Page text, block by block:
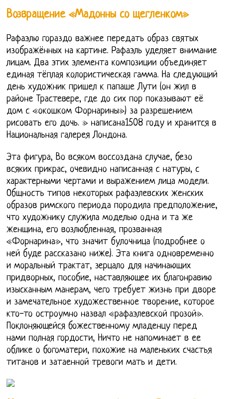
Возвращение «Мадонны со щегленком»
Рафаэлю гораздо важнее передать образ святых
изображённых на картине. Рафаэль уделяет внимание
лицам. Два этих элемента композиции объединяет
единая тёплая колористическая гамма. На следующий
день художник пришел к папаше Лути (он жил в
районе Трастевере, где до сих пор показывают её
дом с «окошком Форнарины») за разрешением
рисовать его дочь. » написана1508 году и хранится в
Национальная галерея Лондона.
Эта фигура, Во всяком воссоздана случае, безо
всяких прикрас, очевидно написанная с натуры, с
характерными чертами и выражением лица модели.
Общность типов некоторых рафаэлевских женских
образов римского периода породила предположение,
что художнику служила моделью одна и та же
женщина, его возлюбленная, прозванная
«Форнарина», что значит булочница (подробнее о
ней буде рассказано ниже). Эта книга одновременно
и моральный трактат, зерцало для начинающих
придворных, пособие, наставляющее их благонравию
изысканным манерам, чего требует жизнь при дворе
и замечательное художественное творение, которое
кто-то остроумно назвал «рафаэлевской прозой».
Поклоняющейся божественному младенцу перед
нами полная гордости, Ничто не напоминает в ее
облике о богоматери, похожие на маленьких счастья
титанов и затаенной тревоги мать и дети.